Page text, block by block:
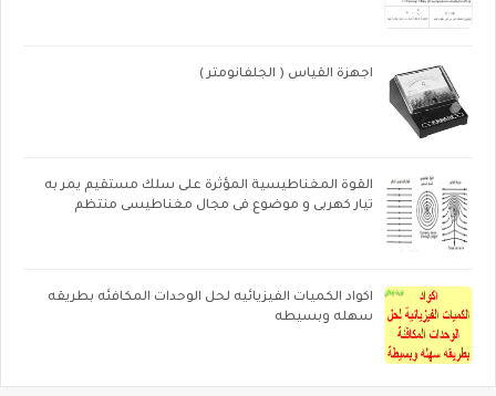
اجهزة القياس ( الجلفانومتر )
القوة المغناطيسية المؤثرة على سلك مستقيم يمر به
تيار كهربى و موضوع فى مجال مغناطيسى منتظم
اكواد الكميات الفيزيائيه لحل الوحدات المكافئه بطريقه
سهله وبسيطه